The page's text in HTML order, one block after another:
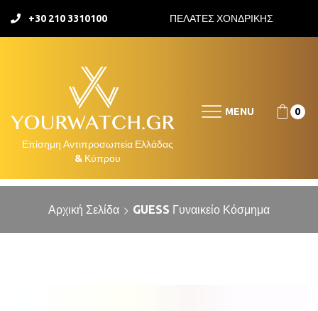
+30 210 3310100 ΠΕΛΑΤΕΣ ΧΟΝΔΡΙΚΗΣ
MENU 0
Αρχική Σελίδα GUESS Γυναικείο Κόσμημα